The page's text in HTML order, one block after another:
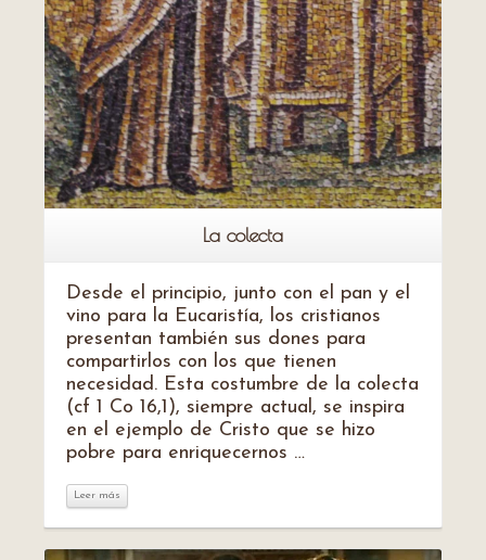
La colecta
Desde el principio, junto con el pan y el
vino para la Eucaristía, los cristianos
presentan también sus dones para
compartirlos con los que tienen
necesidad. Esta costumbre de la colecta
(cf 1 Co 16,1), siempre actual, se inspira
en el ejemplo de Cristo que se hizo
pobre para enriquecernos …
Leer más